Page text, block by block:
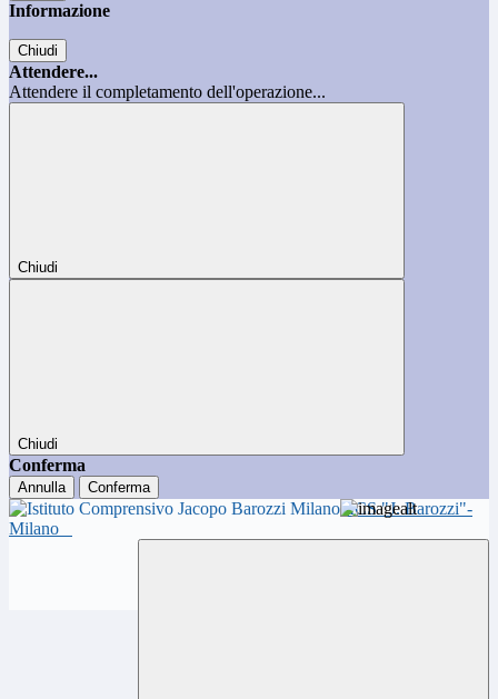
Informazione
Chiudi
Attendere...
Attendere il completamento dell'operazione...
Chiudi
Chiudi
Conferma
Annulla Conferma
ICS "J. Barozzi"-
Milano